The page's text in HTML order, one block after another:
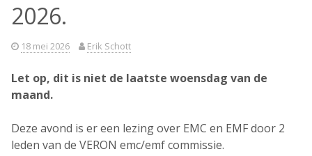
2026.
18 mei 2026 Erik Schott
Let op, dit is niet de laatste woensdag van de
maand.
Deze avond is er een lezing over EMC en EMF door 2
leden van de VERON emc/emf commissie.